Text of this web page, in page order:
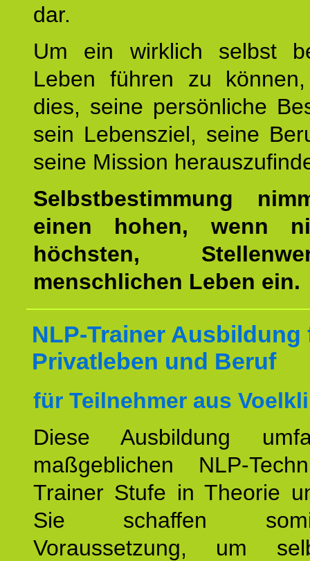
dar.
Um ein wirklich selbst
Leben führen zu
dies, seine persönliche
sein Lebensziel, seine
seine Mission
Selbstbestimmung
einen hohen, wenn
höchsten,
menschlichen Leben ein.
NLP-Trainer Ausbildung
Privatleben und Beruf
für Teilnehmer aus
Diese Ausbildung
maßgeblichen NLP-
Trainer Stufe in Theorie
Sie schaffen
Voraussetzung, um